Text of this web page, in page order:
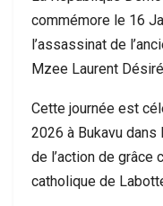
commémore le 16
l’assassinat de
Mzee Laurent
Cette journée est
2026 à Bukavu
de l’action de grâce
catholique de